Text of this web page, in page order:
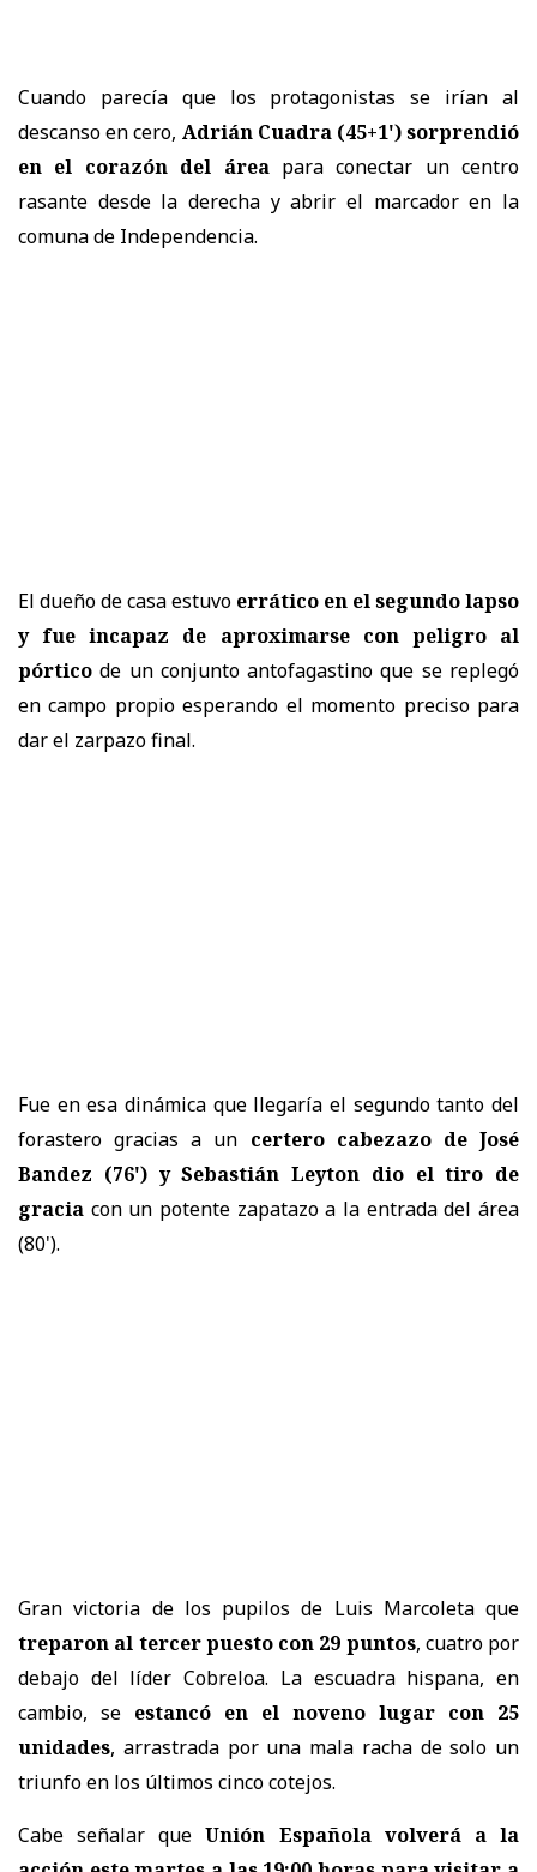
Cuando parecía que los protagonistas se irían al
descanso en cero, Adrián Cuadra (45+1') sorprendió
en el corazón del áreapara conectar un centro
rasante desde la derecha y abrir el marcador en la
comuna de Independencia.
El dueño de casa estuvo errático en el segundo lapso
y fue incapaz de aproximarse con peligro al
pórtico de un conjunto antofagastino que se replegó
en campo propio esperando el momento preciso para
dar el zarpazo final.
Fue en esa dinámica que llegaría el segundo tanto del
forastero gracias a un certero cabezazo de José
Bandez (76') y Sebastián Leyton dio el tiro de
gracia con un potente zapatazo a la entrada del área
(80').
Gran victoria de los pupilos de Luis Marcoleta que
treparon al tercer puesto con 29 puntos, cuatro por
debajo del líder Cobreloa. La escuadra hispana, en
cambio, se estancó en el noveno lugar con 25
unidades, arrastrada por una mala racha de solo un
triunfo en los últimos cinco cotejos.
Cabe señalar queUnión Española volverá a la